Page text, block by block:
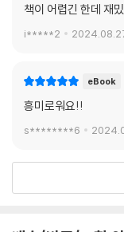
나 태초부터 타락의 원
발전시키면서, 기독교
적 없던 분열된 아랍인
속의 정치는 열등한 것
었다.
기독교에서 예수의 실
람교에서는 성공이 그
책이 어렵긴 한데 재
i*****2
eBook
흥미로워요!!
s********6